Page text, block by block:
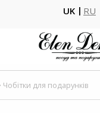
UK RU
Чобітки для подарунків